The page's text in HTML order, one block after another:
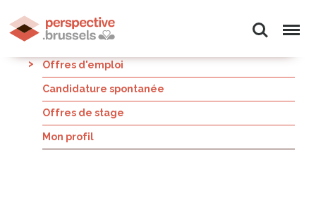
Offres d'emploi
Candidature spontanée
Offres de stage
Mon profil